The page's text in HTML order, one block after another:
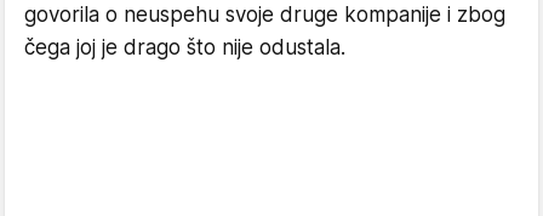
govorila o neuspehu svoje druge kompanije i zbog
čega joj je drago što nije odustala.